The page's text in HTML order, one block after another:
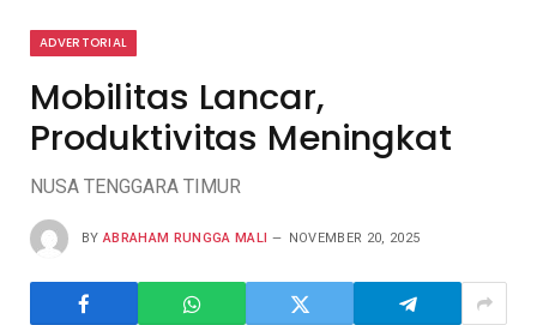
ADVERTORIAL
Mobilitas Lancar,
Produktivitas Meningkat
NUSA TENGGARA TIMUR
BY ABRAHAM RUNGGA MALI NOVEMBER 20, 2025